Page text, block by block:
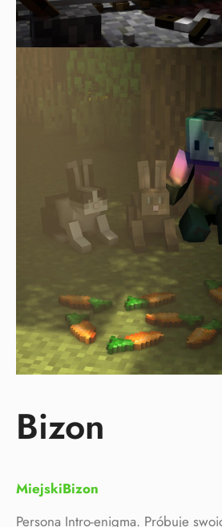
Bizon
MiejskiBizon
Persona Intro-enigma. Próbuje